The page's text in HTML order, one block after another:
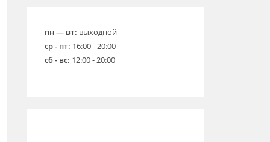
пн — вт: выходной
ср - пт: 16:00 - 20:00
сб - вс: 12:00 - 20:00